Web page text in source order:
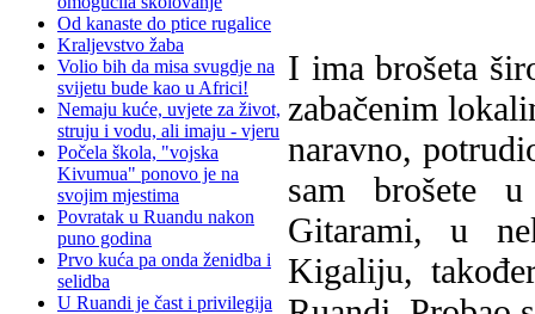
Od kanaste do ptice rugalice
Kraljevstvo žaba
Volio bih da misa svugdje na
svijetu bude kao u Africi!
Nemaju kuće, uvjete za život,
struju i vodu, ali imaju - vjeru
Počela škola, "vojska
Kivumua" ponovo je na
svojim mjestima
Povratak u Ruandu nakon
puno godina
Prvo kuća pa onda ženidba i
selidba
U Ruandi je čast i privilegija
I ima brošeta
zabačenim
naravno,
sam brošete
Gitarami, u
Kigaliju,